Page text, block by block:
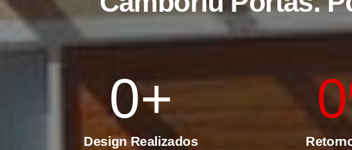
0+
Design Realizados
0